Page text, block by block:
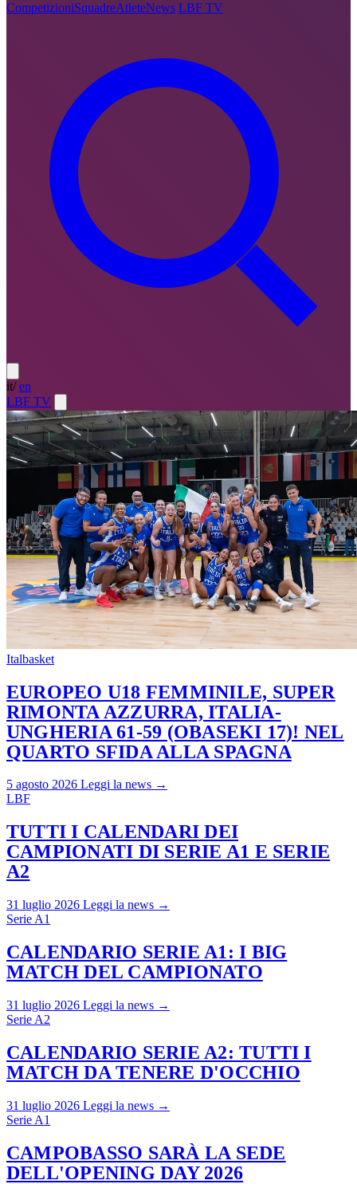
CompetizioniSquadreAtleteNews LBF TV
it/ en
LBF TV
Italbasket
EUROPEO U18 FEMMINILE, SUPER
RIMONTA AZZURRA, ITALIA-
UNGHERIA 61-59 (OBASEKI 17)! NEL
QUARTO SFIDA ALLA SPAGNA
5 agosto 2026 Leggi la news →
LBF
TUTTI I CALENDARI DEI
CAMPIONATI DI SERIE A1 E SERIE
A2
31 luglio 2026 Leggi la news →
Serie A1
CALENDARIO SERIE A1: I BIG
MATCH DEL CAMPIONATO
31 luglio 2026 Leggi la news →
Serie A2
CALENDARIO SERIE A2: TUTTI I
MATCH DA TENERE D'OCCHIO
31 luglio 2026 Leggi la news →
Serie A1
CAMPOBASSO SARÀ LA SEDE
DELL'OPENING DAY 2026